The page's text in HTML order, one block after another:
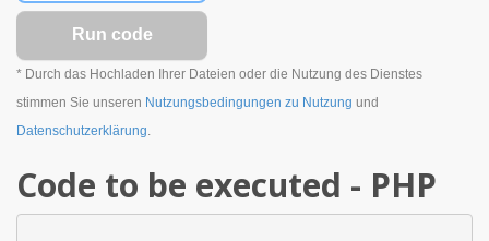
* Durch das Hochladen Ihrer Dateien oder die Nutzung des Dienstes
stimmen Sie unseren Nutzungsbedingungen zu Nutzung und
Datenschutzerklärung.
Code to be executed - PHP